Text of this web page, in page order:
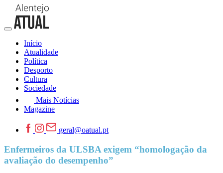
Início
Atualidade
Política
Desporto
Cultura
Sociedade
Mais Notícias
Magazine
geral@oatual.pt
Enfermeiros da ULSBA exigem “homologação da
avaliação do desempenho”